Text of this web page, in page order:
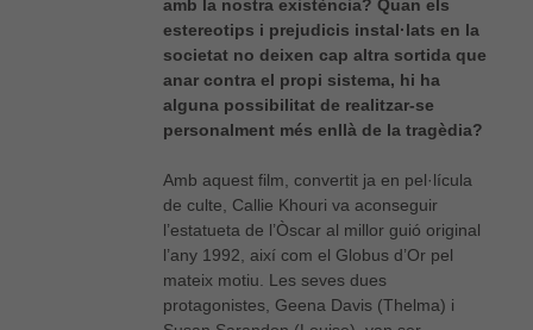
amb la nostra existència? Quan els
estereotips i prejudicis instal·lats en la
societat no deixen cap altra sortida que
anar contra el propi sistema, hi ha
alguna possibilitat de realitzar-se
personalment més enllà de la tragèdia?
Amb aquest film, convertit ja en pel·lícula
de culte, Callie Khouri va aconseguir
l’estatueta de l’Òscar al millor guió original
l’any 1992, així com el Globus d’Or pel
mateix motiu. Les seves dues
protagonistes, Geena Davis (Thelma) i